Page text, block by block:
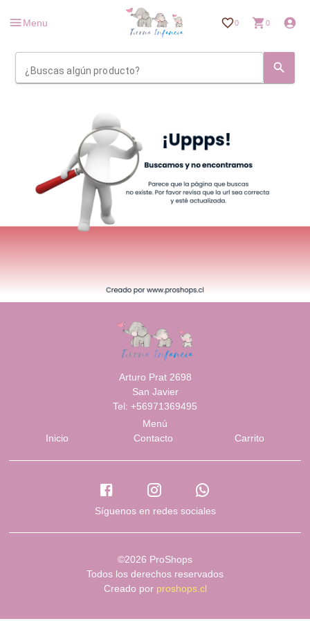
Menu 0 0
¿Buscas algún producto?
Arturo Prat 2698
San Javier
Tel: +56971369495
Menú
Inicio
Contacto Carrito
Síguenos en redes sociales
©2026 ProShops
Todos los derechos reservados
Creado por proshops.cl